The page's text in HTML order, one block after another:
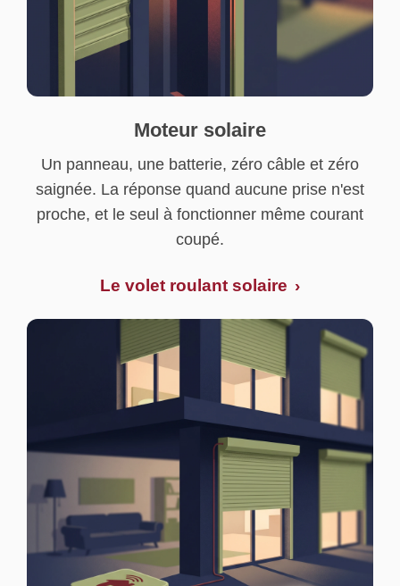
Moteur solaire
Un panneau, une batterie, zéro câble et zéro
saignée. La réponse quand aucune prise n'est
proche, et le seul à fonctionner même courant
coupé.
Le volet roulant solaire